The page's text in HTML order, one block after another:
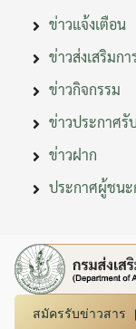
ข่าวแจ้งเตือน
ข่าวส่งเสริมก
ข่าวกิจกรรม
ข่าวประกาศรั
ข่าวฝาก
ประกาศผู้ชนะ
สมัครรับข่าวสาร